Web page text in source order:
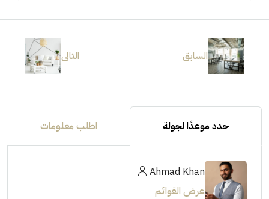
السابق التالى
حدد موعدًا لجولة اطلب معلومات
Ahmad Khan
عرض القوائم